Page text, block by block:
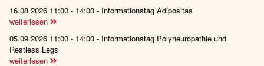
16.08.2026 11:00 - 14:00 - Informationstag Adipositas
weiterlesen
05.09.2026 11:00 - 14:00 - Informationstag Polyneuropathie und
Restless Legs
weiterlesen